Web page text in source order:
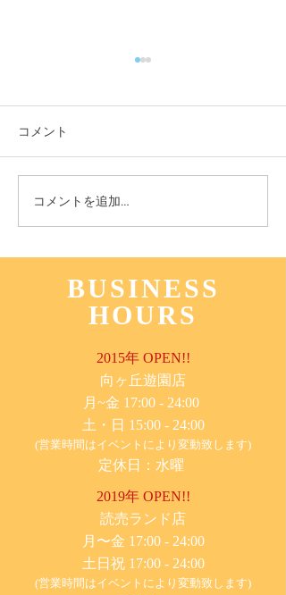
コメント
コメントを追加…
BUSINESS
HOURS
2015年 OPEN!!
​向ヶ丘遊園店
月~金 17:00 - 24:00
土・日 15:00 - 24:00
(営業時間はイベントにより変動致します)
定休日：水曜
2019年 OPEN!!
​読売ランド店
月〜金 17:00 - 24:00
土日祝 17:00 - 24:00
(営業時間はイベントにより変動致します)